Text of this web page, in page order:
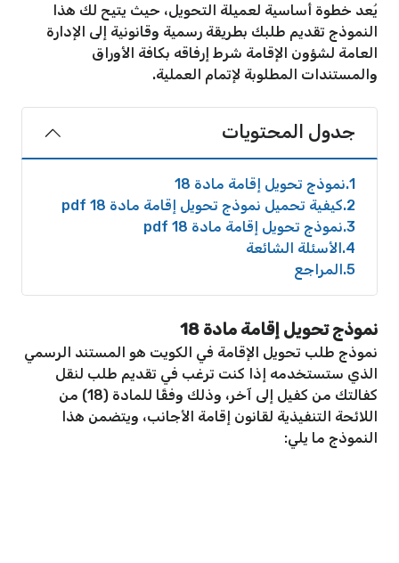
يُعد خطوة أساسية لعميلة التحويل، حيث يتيح لك هذا
النموذج تقديم طلبك بطريقة رسمية وقانونية إلى الإدارة
العامة لشؤون الإقامة شرط إرفاقه بكافة الأوراق
والمستندات المطلوبة لإتمام العملية.
جدول المحتويات
1 نموذج تحويل إقامة مادة 18
2 كيفية تحميل نموذج تحويل إقامة مادة 18 pdf
3 نموذج تحويل إقامة مادة 18 pdf
4 الأسئلة الشائعة
5 المراجع
نموذج تحويل إقامة مادة 18
نموذج طلب تحويل الإقامة في الكويت هو المستند الرسمي
الذي ستستخدمه إذا كنت ترغب في تقديم طلب لنقل
كفالتك من كفيل إلى آخر، وذلك وفقًا للمادة (18) من
اللائحة التنفيذية لقانون إقامة الأجانب، ويتضمن هذا
النموذج ما يلي: